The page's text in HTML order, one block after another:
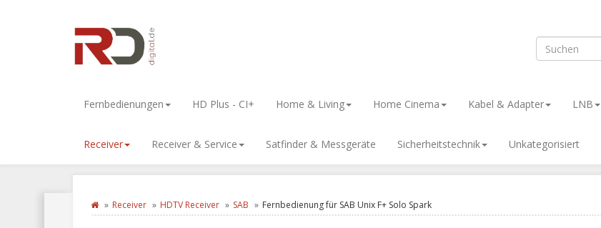
Fernbedienungen HD Plus - CI+ Home & Living Home Cinema Kabel & Adapter LNB
Receiver Receiver & Service Satfinder & Messgeräte Sicherheitstechnik Unkategorisiert
Receiver HDTV Receiver SAB Fernbedienung für SAB Unix F+ Solo Spark